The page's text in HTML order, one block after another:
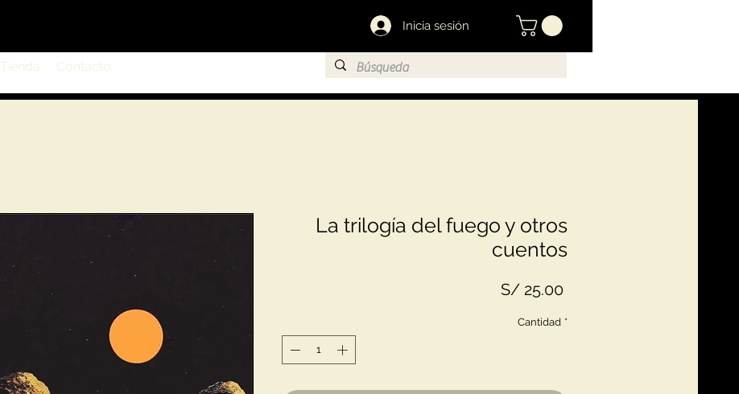
Inicia sesión
Tienda Contacto
La trilogía del fuego y otros
cuentos
S/ 25.00Precio
Cantidad *